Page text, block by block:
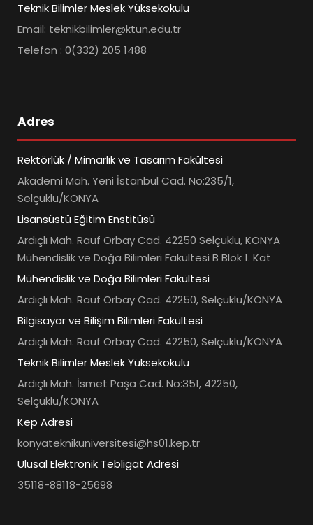
Teknik Bilimler Meslek Yüksekokulu
Email: teknikbilimler@ktun.edu.tr
Telefon : 0(332) 205 1488
Adres
Rektörlük / Mimarlık ve Tasarım Fakültesi
Akademi Mah. Yeni İstanbul Cad. No:235/1,
Selçuklu/KONYA
Lisansüstü Eğitim Enstitüsü
Ardıçlı Mah. Rauf Orbay Cad. 42250 Selçuklu, KONYA
Mühendislik ve Doğa Bilimleri Fakültesi B Blok 1. Kat
Mühendislik ve Doğa Bilimleri Fakültesi
Ardıçlı Mah. Rauf Orbay Cad. 42250, Selçuklu/KONYA
Bilgisayar ve Bilişim Bilimleri Fakültesi
Ardıçlı Mah. Rauf Orbay Cad. 42250, Selçuklu/KONYA
Teknik Bilimler Meslek Yüksekokulu
Ardıçlı Mah. İsmet Paşa Cad. No:351, 42250,
Selçuklu/KONYA
Kep Adresi
konyateknikuniversitesi@hs01.kep.tr
Ulusal Elektronik Tebligat Adresi
35118-88118-25698